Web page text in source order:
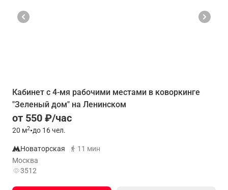
Кабинет с 4-мя рабочими местами в коворкинге
"Зеленый дом" на Ленинском
от 550 ₽/час
20 м2•до 16 чел.
Новаторская
11 мин
Москва
3512